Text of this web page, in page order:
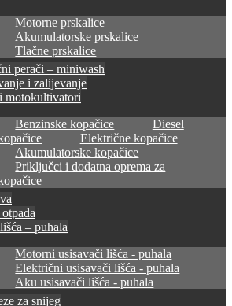
Motorne prskalice
Akumulatorske prskalice
Tlačne prskalice
perači – miniwash
i zalijevanje
motokultivatori
Benzinske kopačice
Diesel
Električne kopačice
Akumulatorske kopačice
Priključci i dodatna oprema za
– puhala
Motorni usisavači lišća - puhala
Električni usisavači lišća - puhala
Aku usisavači lišća - puhala
za snijeg